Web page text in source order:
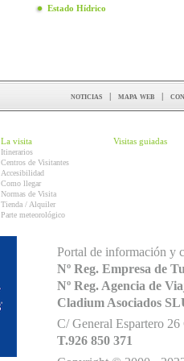
Estado Hídrico
noticias | mapa web |
La visita
Itinerarios
Centros de Visitantes
Accesibilidad
Como llegar
Normas de Visita
Tienda / Alquiler
Parte meteorológico
Visitas guiadas
Portal de información y
Nº Reg. Empresa de
Nº Reg. Agencia de
Cladium Asociados
C/ General Espartero
T.926 850 371